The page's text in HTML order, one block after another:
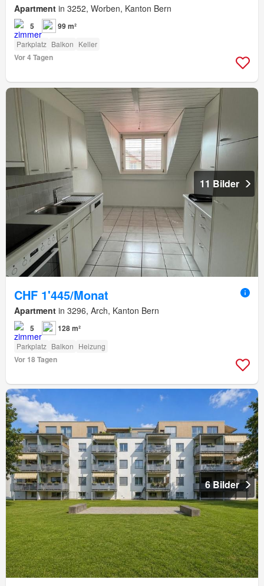
Apartment in 3252, Worben, Kanton Bern
5 99 m²
Parkplatz Balkon Keller
Vor 4 Tagen
11 Bilder
CHF 1'445/Monat
Apartment in 3296, Arch, Kanton Bern
5 128 m²
Parkplatz Balkon Heizung
Vor 18 Tagen
6 Bilder